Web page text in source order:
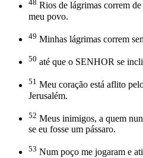
48 Rios de lágrimas correm
meu povo.
49 Minhas lágrimas correm
50 até que o SENHOR se
51 Meu coração está aflito
Jerusalém.
52 Meus inimigos, a quem
se eu fosse um pássaro.
53 Num poço me jogaram e